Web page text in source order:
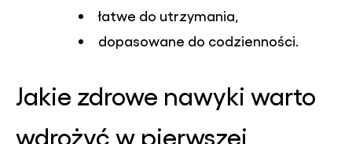
łatwe do utrzymania,
dopasowane do codzienności.
Jakie zdrowe nawyki warto
wdrożyć w pierwszej